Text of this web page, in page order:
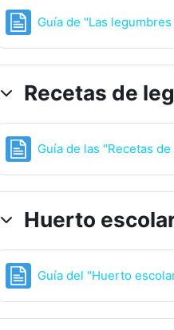
Guía de "Las
Recetas de
Guía de las "Recetas
Huerto
Guía del "Huerto